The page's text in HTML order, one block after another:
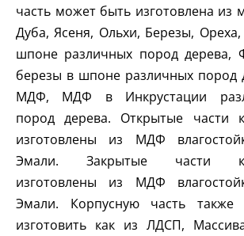
часть может быть изготовлена из
Дуба, Ясеня, Ольхи, Березы,
шпоне различных пород дерева,
березы в шпоне различных пород
МДФ, МДФ в Инкрустации
пород дерева. Открытые части
изготовлены из МДФ
Эмали. Закрытые части
изготовлены из МДФ
Эмали. Корпусную часть
изготовить как из ЛДСП,